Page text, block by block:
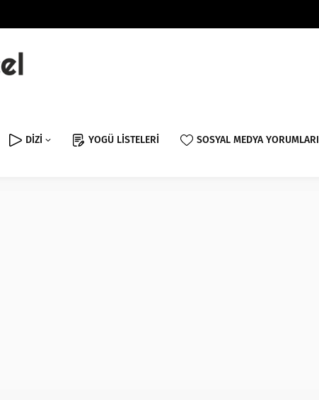
DİZİ YOGÜ LİSTELERİ SOSYAL MEDYA YORUMLARI